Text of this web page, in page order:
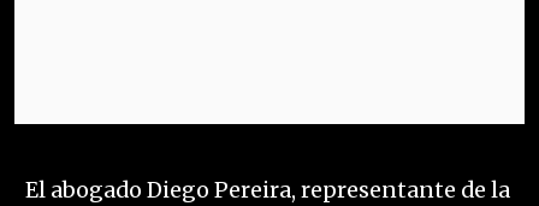
El abogado Diego Pereira, representante de la